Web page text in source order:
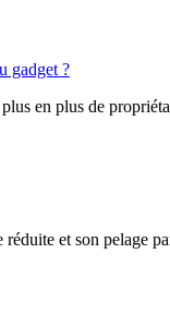
gadget ?
en plus de
et son pelage